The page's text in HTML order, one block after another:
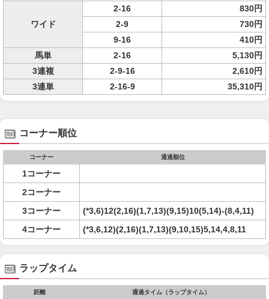
ワイド
2-16
830円
2-9
730円
9-16
410円
馬単
2-16
5,130円
3連複
2-9-16
2,610円
3連単
2-16-9 35,310円
コーナー順位
コーナー 通過順位
1コーナー
2コーナー
3コーナー
(*3,6)12(2,16)(1,7,13)(9,15)10(5,14)-(8,4,11)
4コーナー
(*3,6,12)(2,16)(1,7,13)(9,10,15)5,14,4,8,11
ラップタイム
距離 通過タイム（ラップタイム）